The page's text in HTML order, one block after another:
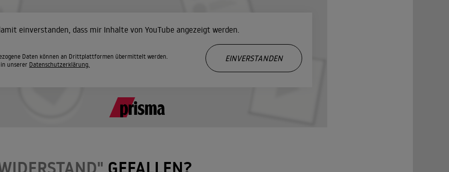
einverstanden, dass mir Inhalte von YouTube angezeigt werden.
Daten können an Drittplattformen übermittelt werden.
unserer Datenschutzerklärung.
EINVERSTANDEN